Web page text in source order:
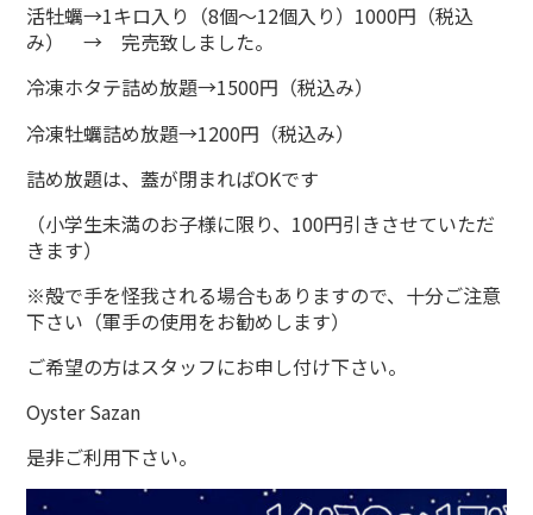
活牡蠣→1キロ入り（8個～12個入り）1000円（税込
み） → 完売致しました。
冷凍ホタテ詰め放題→1500円（税込み）
冷凍牡蠣詰め放題→1200円（税込み）
詰め放題は、蓋が閉まればOKです
（小学生未満のお子様に限り、100円引きさせていただ
きます）
※殻で手を怪我される場合もありますので、十分ご注意
下さい（軍手の使用をお勧めします）
ご希望の方はスタッフにお申し付け下さい。
Oyster Sazan
是非ご利用下さい。